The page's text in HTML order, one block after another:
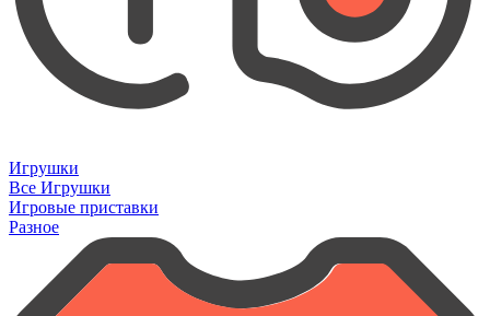
Игрушки
Все Игрушки
Игровые приставки
Разное